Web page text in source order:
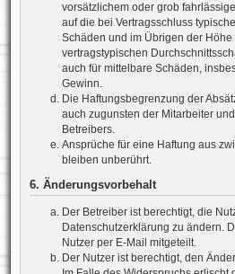
vorsätzlichem oder grob
auf die bei Vertragsschluss
Schäden und im Übrigen der Höhe
vertragstypischen
auch für mittelbare Schäden,
Gewinn.
Die Haftungsbegrenzung der
auch zugunsten der Mitarbeiter
Betreibers.
Ansprüche für eine Haftung aus
bleiben unberührt.
6. Änderungsvorbehalt
Der Betreiber ist berechtigt, die
Datenschutzerklärung zu ändern.
Nutzer per E-Mail mitgeteilt.
Der Nutzer ist berechtigt, den